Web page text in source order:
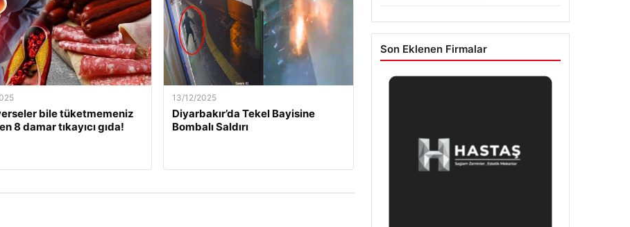
bile tüketmemeniz
8 damar tıkayıcı gıda!
13/12/2025
Diyarbakır’da Tekel Bayisine
Bombalı Saldırı
Son Eklenen Firmalar